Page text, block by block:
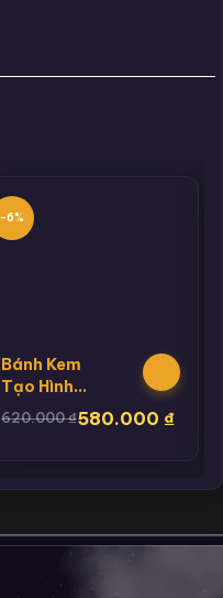
-6%
Bánh Kem
Tạo Hình
Cầu Cho
620.000₫580.000 ₫